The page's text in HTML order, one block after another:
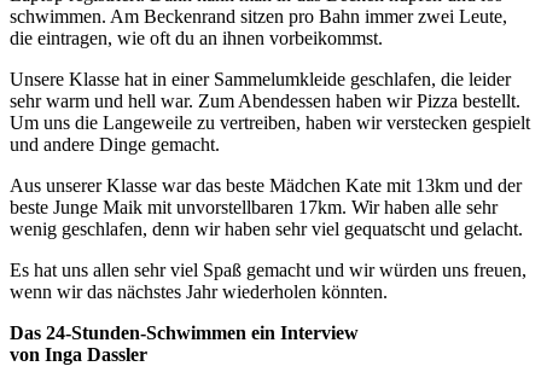
schwimmen. Am Beckenrand sitzen pro Bahn immer zwei Leute,
die eintragen, wie oft du an ihnen vorbeikommst.
Unsere Klasse hat in einer Sammelumkleide geschlafen, die leider
sehr warm und hell war. Zum Abendessen haben wir Pizza bestellt.
Um uns die Langeweile zu vertreiben, haben wir verstecken gespielt
und andere Dinge gemacht.
Aus unserer Klasse war das beste Mädchen Kate mit 13km und der
beste Junge Maik mit unvorstellbaren 17km. Wir haben alle sehr
wenig geschlafen, denn wir haben sehr viel gequatscht und gelacht.
Es hat uns allen sehr viel Spaß gemacht und wir würden uns freuen,
wenn wir das nächstes Jahr wiederholen könnten.
Das 24-Stunden-Schwimmen ein Interview
von Inga Dassler